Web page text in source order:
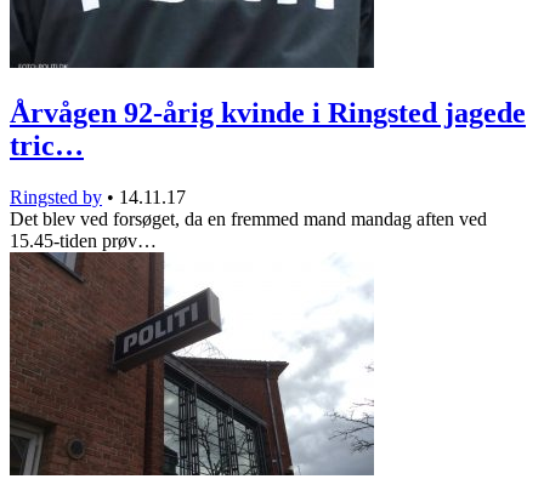
Årvågen 92-årig kvinde i Ringsted jagede
tric…
Ringsted by • 14.11.17
Det blev ved forsøget, da en fremmed mand mandag aften ved
15.45-tiden prøv…